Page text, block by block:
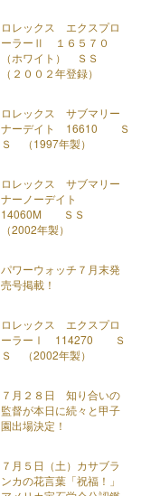
ロレックス エクスプロ
ーラーⅡ １６５７０
（ホワイト） ＳＳ
（２００２年登録）
ロレックス サブマリー
ナーデイト 16610 Ｓ
Ｓ （1997年製）
ロレックス サブマリー
ナーノーデイト
14060M ＳＳ
（2002年製）
パワーウォッチ７月末発
売号掲載！
ロレックス エクスプロ
ーラーⅠ 114270 Ｓ
Ｓ （2002年製）
７月２８日 知り合いの
監督が本日に続々と甲子
園出場決定！
７月５日（土）カサブラ
ンカの花言葉「祝福！」